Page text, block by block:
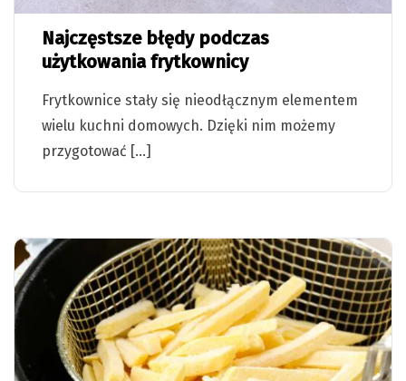
Najczęstsze błędy podczas
użytkowania frytkownicy
Frytkownice stały się nieodłącznym elementem
wielu kuchni domowych. Dzięki nim możemy
przygotować […]